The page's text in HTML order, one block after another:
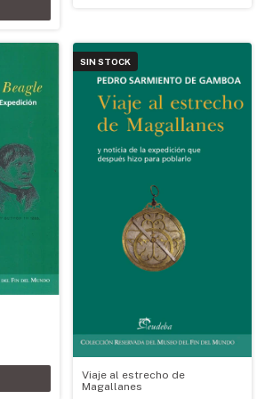
SIN STOCK
Viaje al estrecho de
Magallanes